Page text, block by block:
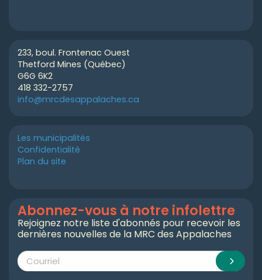
233, boul. Frontenac Ouest
Thetford Mines (Québec)
G6G 6K2
418 332-2757
info@mrcdesappalaches.ca
Les municipalités
Confidentialité
Plan du site
Abonnez-vous à notre infolettre
Rejoignez notre liste d'abonnés pour recevoir les
dernières nouvelles de la MRC des Appalaches